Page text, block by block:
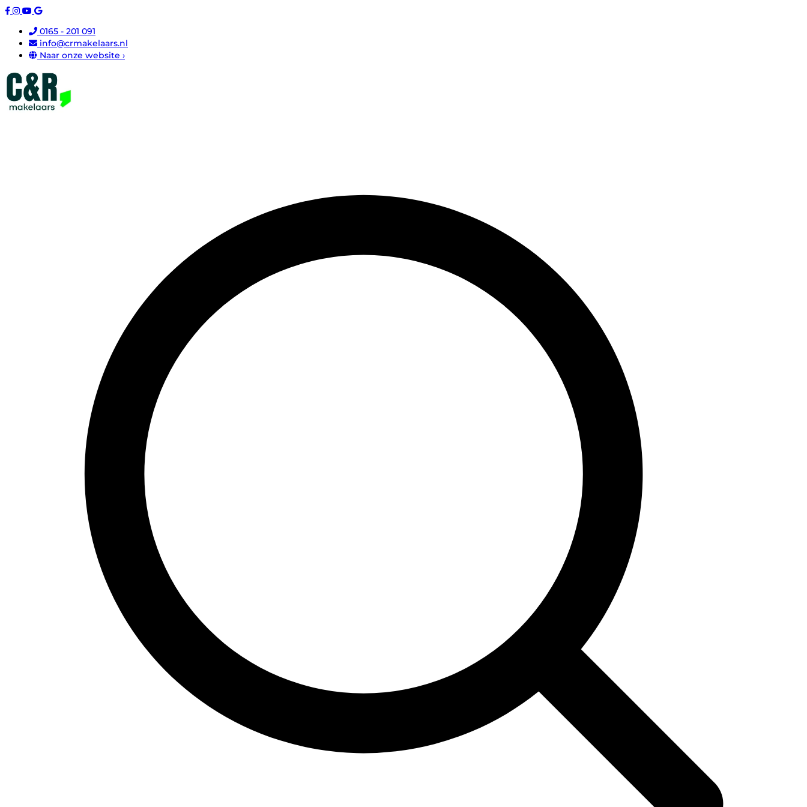
0165 - 201 091
info@crmakelaars.nl
Naar onze website ›